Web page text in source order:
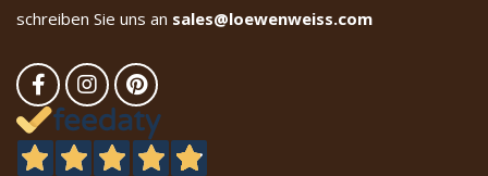
schreiben Sie uns an sales@loewenweiss.com